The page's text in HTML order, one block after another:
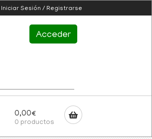
Iniciar Sesión / Registrarse
Acceder
0,00€
0 productos